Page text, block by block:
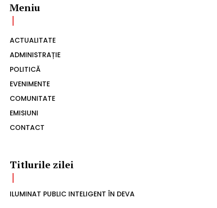
Meniu
ACTUALITATE
ADMINISTRAȚIE
POLITICĂ
EVENIMENTE
COMUNITATE
EMISIUNI
CONTACT
Titlurile zilei
ILUMINAT PUBLIC INTELIGENT ÎN DEVA